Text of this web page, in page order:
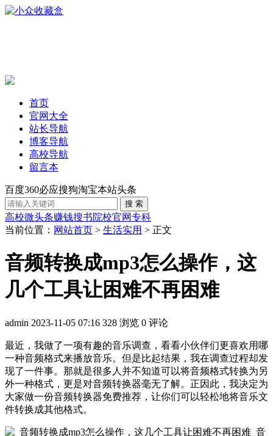
首页
官网大全
站长导航
博客导航
高校导航
留言本
百度360必应搜狗淘宝本站头条
高校微头条赚钱搜书院校官网专科
当前位置： 网站首页 > 生活实用 > 正文
音频转换成mp3怎么操作，这
几个工具让困难不再困难
admin 2023-11-05 07:16 328 浏览 0 评论
最近，我做了一项有趣的音乐调查，看看小伙伴们更喜欢用哪
一种音频格式来播放音乐。但是比起结果，我在调查过程却发
现了一件事。那就是很多人并不知道可以将音频格式转换为另
外一种格式，更是对音频转换器毫无了解。正因此，我决定为
大家做一份音频转换器免费推荐，让你们可以轻松地将音乐文
件转换成其他格式。